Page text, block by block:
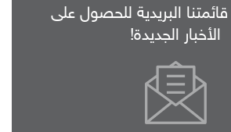
البريدية للحصول على
الأخبار الجديدة!